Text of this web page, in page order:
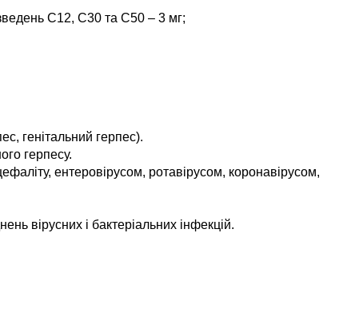
С12, С30 та С50 – 3 мг;
генітальний герпес).
герпесу.
ентеровірусом, ротавірусом, коронавірусом,
вірусних і бактеріальних інфекцій.